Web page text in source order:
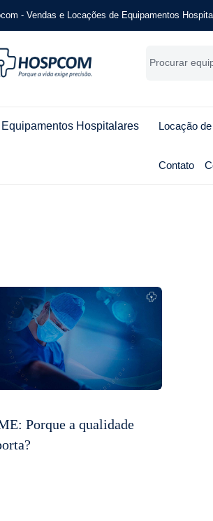
- Vendas e Locações de Equipamentos
Equipamentos Hospitalares Locação
Contato
Porque a qualidade